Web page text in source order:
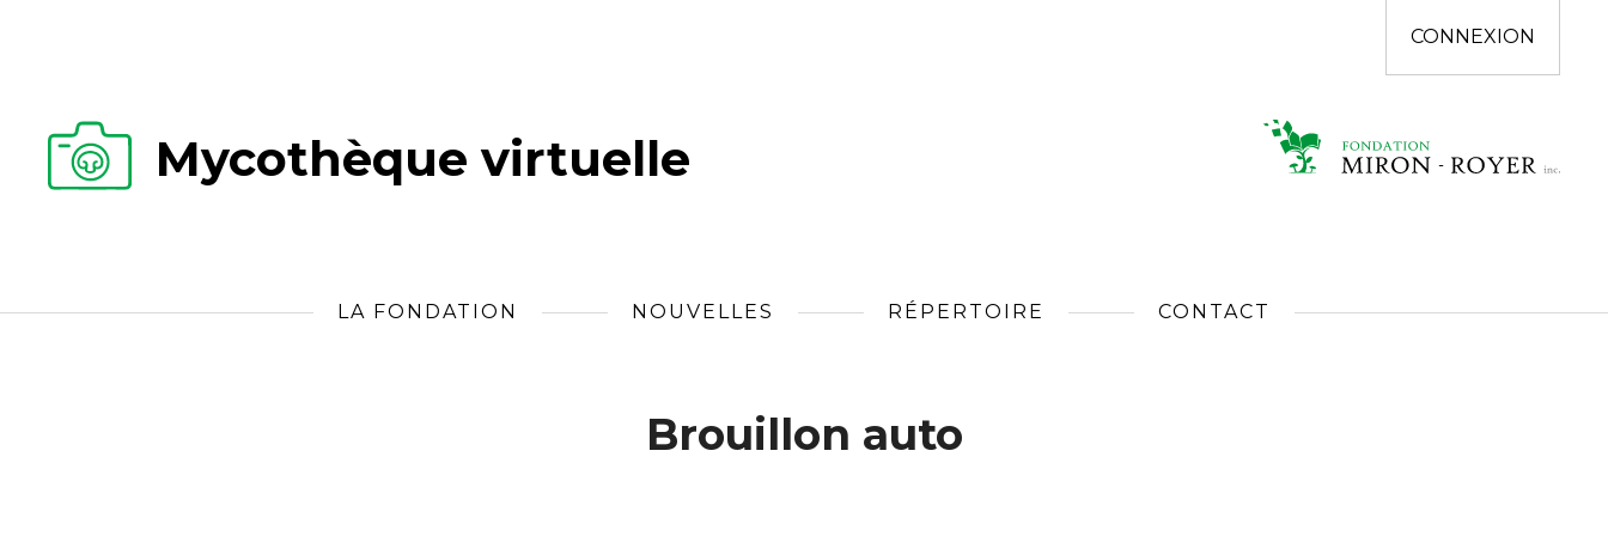
CONNEXION
Mycothèque virtuelle
LA FONDATION NOUVELLES RÉPERTOIRE CONTACT
Brouillon auto